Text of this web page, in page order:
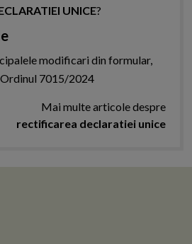
UNICE?
modificari din formular,
7015/2024
Mai multe articole despre
rectificarea declaratiei unice